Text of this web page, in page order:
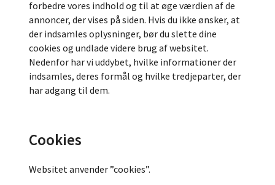
forbedre vores indhold og til at øge værdien af de
annoncer, der vises på siden. Hvis du ikke ønsker, at
der indsamles oplysninger, bør du slette dine
cookies og undlade videre brug af websitet.
Nedenfor har vi uddybet, hvilke informationer der
indsamles, deres formål og hvilke tredjeparter, der
har adgang til dem.
Cookies
Websitet anvender ”cookies”.